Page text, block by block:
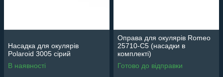
Насадка для окулярів
Pоlaroid 3005 сірий
В наявності
Оправа для окулярів Romeo
25710-C5 (насадки в
комплекті)
Готово до відправки